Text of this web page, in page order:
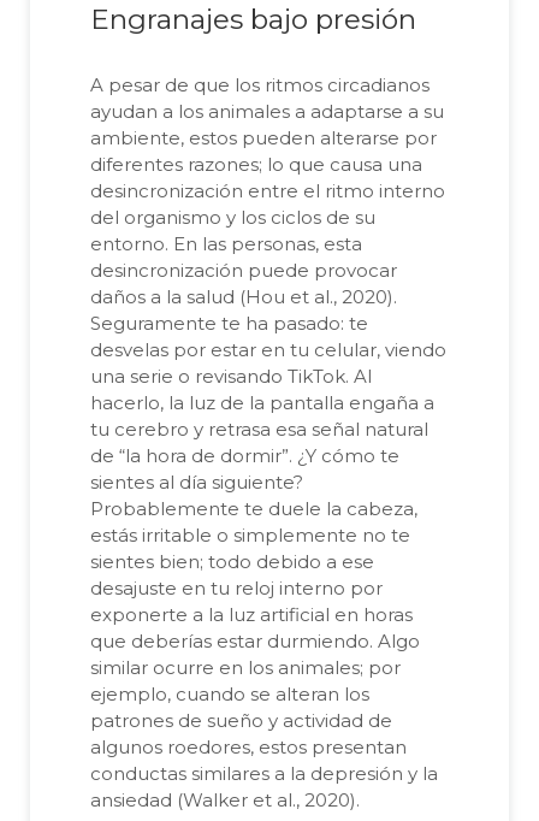
Engranajes bajo presión
A pesar de que los ritmos circadianos
ayudan a los animales a adaptarse a su
ambiente, estos pueden alterarse por
diferentes razones; lo que causa una
desincronización entre el ritmo interno
del organismo y los ciclos de su
entorno. En las personas, esta
desincronización puede provocar
daños a la salud (Hou et al., 2020).
Seguramente te ha pasado: te
desvelas por estar en tu celular, viendo
una serie o revisando TikTok. Al
hacerlo, la luz de la pantalla engaña a
tu cerebro y retrasa esa señal natural
de “la hora de dormir”. ¿Y cómo te
sientes al día siguiente?
Probablemente te duele la cabeza,
estás irritable o simplemente no te
sientes bien; todo debido a ese
desajuste en tu reloj interno por
exponerte a la luz artificial en horas
que deberías estar durmiendo. Algo
similar ocurre en los animales; por
ejemplo, cuando se alteran los
patrones de sueño y actividad de
algunos roedores, estos presentan
conductas similares a la depresión y la
ansiedad (Walker et al., 2020).